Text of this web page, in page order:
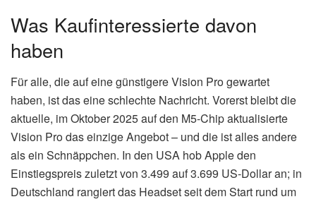
Was Kaufinteressierte davon
haben
Für alle, die auf eine günstigere Vision Pro gewartet
haben, ist das eine schlechte Nachricht. Vorerst bleibt die
aktuelle, im Oktober 2025 auf den M5-Chip aktualisierte
Vision Pro das einzige Angebot – und die ist alles andere
als ein Schnäppchen. In den USA hob Apple den
Einstiegspreis zuletzt von 3.499 auf 3.699 US-Dollar an; in
Deutschland rangiert das Headset seit dem Start rund um